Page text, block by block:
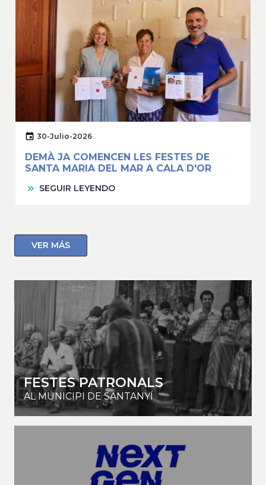
30-Julio-2026
DEMÀ JA COMENCEN LES FESTES DE
SANTA MARIA DEL MAR A CALA D'OR
SEGUIR LEYENDO
VER MÁS
FESTES PATRONALS
AL MUNICIPI DE SANTANYÍ